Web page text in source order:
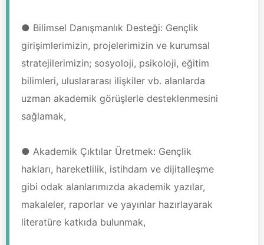
● Bilimsel Danışmanlık Desteği: Gençlik
girişimlerimizin, projelerimizin ve kurumsal
stratejilerimizin; sosyoloji, psikoloji, eğitim
bilimleri, uluslararası ilişkiler vb. alanlarda
uzman akademik görüşlerle desteklenmesini
sağlamak,
● Akademik Çıktılar Üretmek: Gençlik
hakları, hareketlilik, istihdam ve dijitalleşme
gibi odak alanlarımızda akademik yazılar,
makaleler, raporlar ve yayınlar hazırlayarak
literatüre katkıda bulunmak,